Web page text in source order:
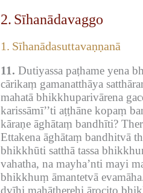
2. Sīhanādavaggo
1. Sīhanādasuttavaṇṇanā
11. Dutiyassa paṭhame yena
cārikaṃ gamanatthāya
mahatā bhikkhuparivārena
karissāmī’’ti aṭṭhāne kopaṃ
kāraṇe āghātaṃ bandhīti?
Ettakena āghātaṃ bandhitvā
bhikkhūti satthā tassa
vahatha, na mayha’nti mayi
bhikkhuṃ āmantetvā